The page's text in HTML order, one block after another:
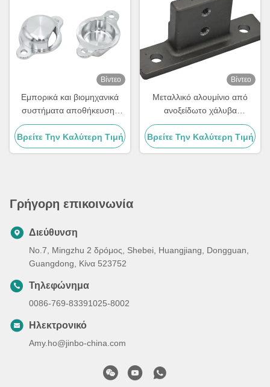
Βίντεο
Εμπορικά και βιομηχανικά
συστήματα αποθήκευσης
ενέργειας
Βρείτε Την Καλύτερη Τιμή
Βίντεο
Μεταλλικό αλουμίνιο από
ανοξείδωτο χάλυβα
Συνδετήρες αποθήκευσης
ενέργειας
Βρείτε Την Καλύτερη Τιμή
Γρήγορη επικοινωνία
Διεύθυνση
No.7, Mingzhu 2 δρόμος, Shebei, Huangjiang, Dongguan,
Guangdong, Κίνα 523752
Τηλεφώνημα
0086-769-83391025-8002
Ηλεκτρονικό
Amy.ho@jinbo-china.com